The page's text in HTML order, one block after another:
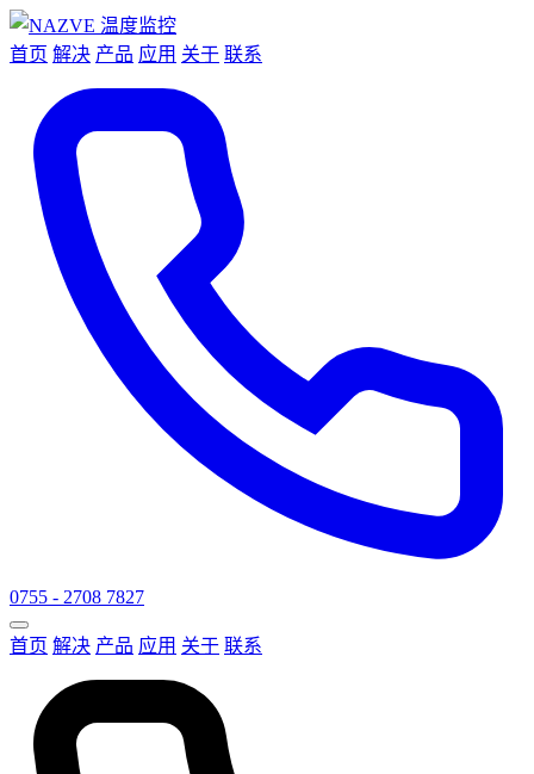
首页 解决 产品 应用 关于 联系
0755 - 2708 7827
首页 解决 产品 应用 关于 联系